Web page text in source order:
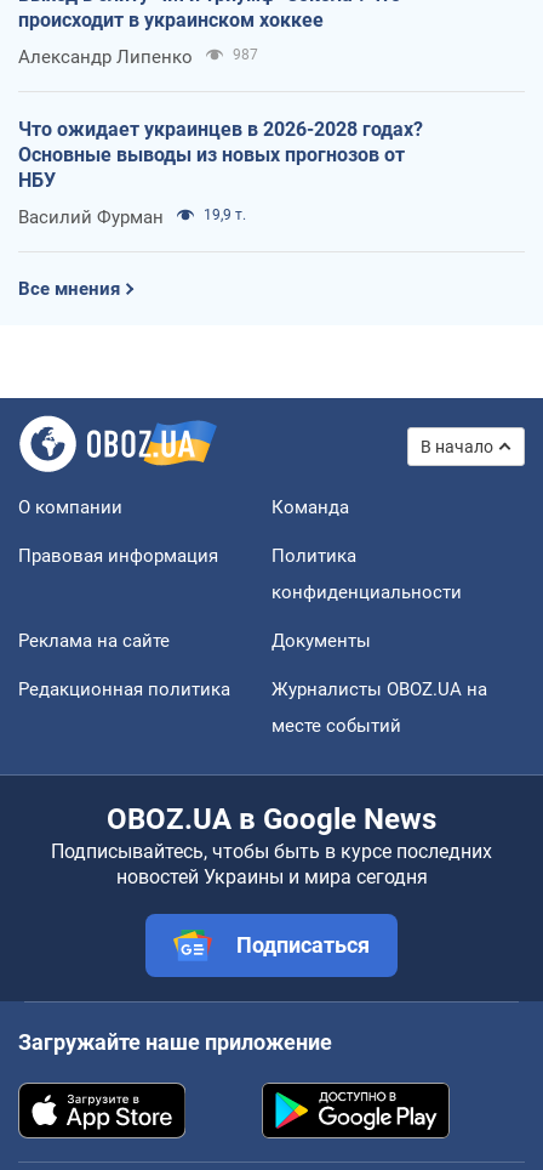
происходит в украинском хоккее
Александр Липенко 987
Что ожидает украинцев в 2026-2028 годах?
Основные выводы из новых прогнозов от
НБУ
Василий Фурман 19,9 т.
Все мнения
В начало
О компании Команда
Правовая информация
Политика
конфиденциальности
Реклама на сайте Документы
Редакционная политика
Журналисты OBOZ.UA на
месте событий
OBOZ.UA в Google News
Подписывайтесь, чтобы быть в курсе последних
новостей Украины и мира сегодня
Подписаться
Загружайте наше приложение